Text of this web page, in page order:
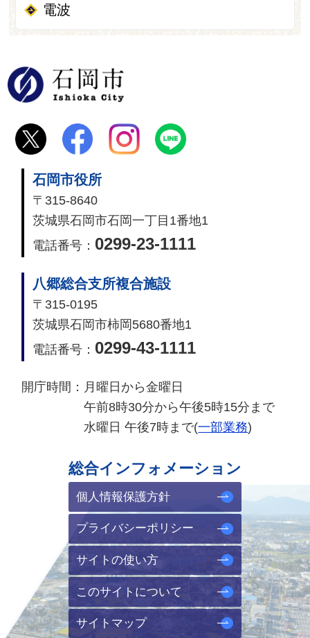
電波
石岡市役所
〒315-8640
茨城県石岡市石岡一丁目1番地1
電話番号： 0299-23-1111
八郷総合支所複合施設
〒315-0195
茨城県石岡市柿岡5680番地1
電話番号： 0299-43-1111
開庁時間： 月曜日から金曜日
午前8時30分から午後5時15分まで
水曜日 午後7時まで(一部業務)
総合インフォメーション
個人情報保護方針
プライバシーポリシー
サイトの使い方
このサイトについて
サイトマップ